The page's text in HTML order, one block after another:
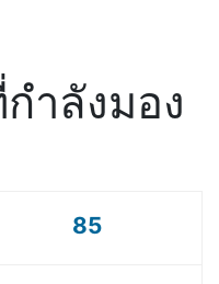
ำลังมอง
85